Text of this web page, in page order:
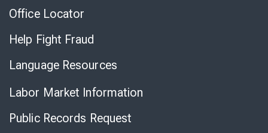
Office Locator
Help Fight Fraud
Language Resources
Labor Market Information
Public Records Request